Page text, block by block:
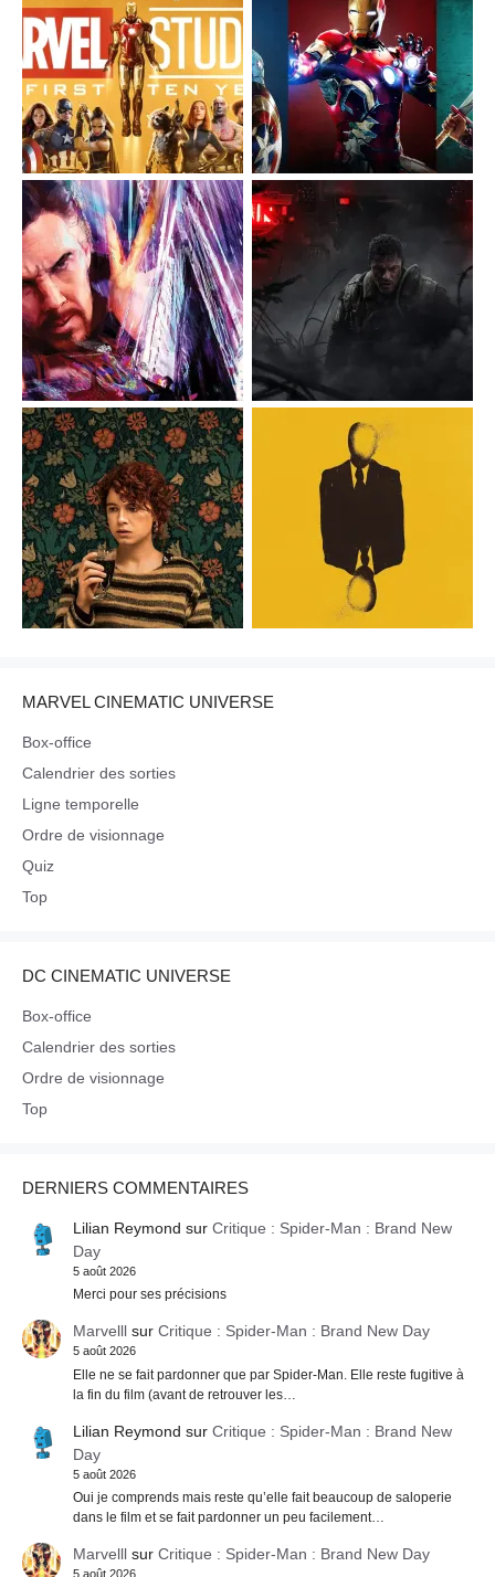
MARVEL CINEMATIC UNIVERSE
Box-office
Calendrier des sorties
Ligne temporelle
Ordre de visionnage
Quiz
Top
DC CINEMATIC UNIVERSE
Box-office
Calendrier des sorties
Ordre de visionnage
Top
DERNIERS COMMENTAIRES
Lilian Reymond sur Critique : Spider-Man : Brand New
Day
5 août 2026
Merci pour ses précisions
Marvelllsur Critique : Spider-Man : Brand New Day
5 août 2026
Elle ne se fait pardonner que par Spider-Man. Elle reste fugitive à
la fin du film (avant de retrouver les…
Lilian Reymond sur Critique : Spider-Man : Brand New
Day
5 août 2026
Oui je comprends mais reste qu’elle fait beaucoup de saloperie
dans le film et se fait pardonner un peu facilement…
Marvelllsur Critique : Spider-Man : Brand New Day
5 août 2026